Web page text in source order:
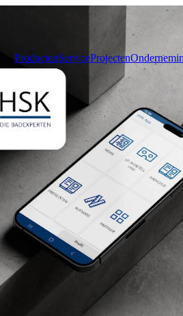
ProductenServiceProjecten